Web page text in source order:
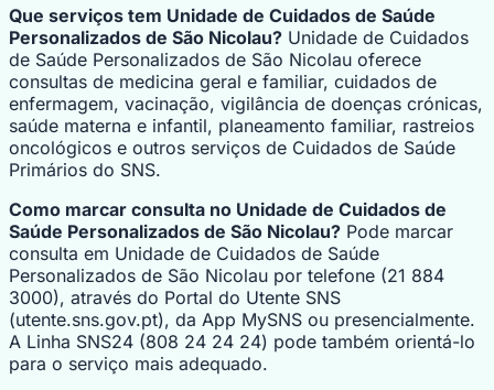
Que serviços tem Unidade de Cuidados de Saúde
Personalizados de São Nicolau? Unidade de Cuidados
de Saúde Personalizados de São Nicolau oferece
consultas de medicina geral e familiar, cuidados de
enfermagem, vacinação, vigilância de doenças crónicas,
saúde materna e infantil, planeamento familiar, rastreios
oncológicos e outros serviços de Cuidados de Saúde
Primários do SNS.
Como marcar consulta no Unidade de Cuidados de
Saúde Personalizados de São Nicolau? Pode marcar
consulta em Unidade de Cuidados de Saúde
Personalizados de São Nicolau por telefone (21 884
3000), através do Portal do Utente SNS
(utente.sns.gov.pt), da App MySNS ou presencialmente.
A Linha SNS24 (808 24 24 24) pode também orientá-lo
para o serviço mais adequado.